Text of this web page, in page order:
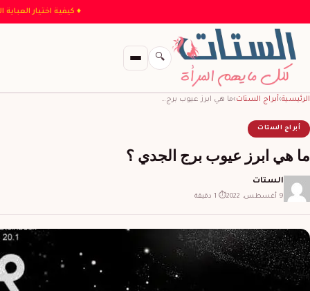
♦ كيفية اختيار
🔍
الرئيسية›أبراج الستات›ما هي ابرز عيوب برج…
أبراج الستات
ما هي ابرز عيوب برج الجدي ؟
الستات
9 أغسطس، 2022 ⏱ 1 دقيقة